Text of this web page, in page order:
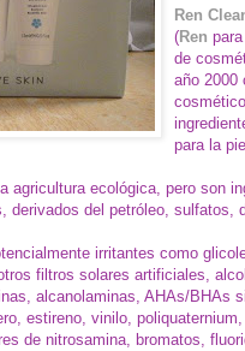
Ren
(Ren
de
año 2000
para la
agricultura ecológica, pero son
derivados del petróleo, sulfatos,
irritantes como
filtros solares artificiales,
alcanolaminas, AHAs/BHAs
estireno, vinilo,
de nitrosamina, bromatos,